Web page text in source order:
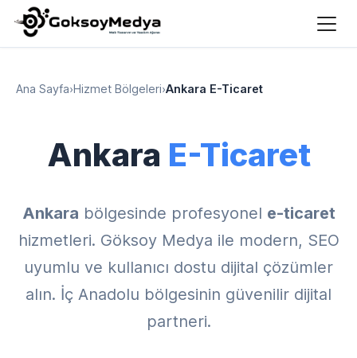
Ana Sayfa›Hizmet Bölgeleri›Ankara E-Ticaret
Ankara E-Ticaret
Ankara bölgesinde profesyonel e-ticaret
hizmetleri. Göksoy Medya ile modern, SEO
uyumlu ve kullanıcı dostu dijital çözümler
alın. İç Anadolu bölgesinin güvenilir dijital
partneri.